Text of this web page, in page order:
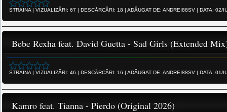
STRAINA| VIZUALIZĂRI: 67 | DESCĂRCĂRI: 18 | ADĂUGAT DE: ANDREI88SV | DATA: 02/
Bebe Rexha feat. David Guetta - Sad Girls (Extended
STRAINA| VIZUALIZĂRI: 46 | DESCĂRCĂRI: 16 | ADĂUGAT DE: ANDREI88SV | DATA: 01/
Kamro feat. Tianna - Pierdo (Original 2026)